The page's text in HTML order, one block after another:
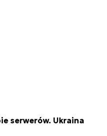
serwerów. Ukraina